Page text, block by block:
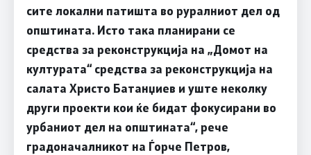
сите локални патишта во руралниот дел од
општината. Исто така планирани се
средства за реконструкција на „Домот на
културата“ средства за реконструкција на
салата Христо Батанџиев и уште неколку
други проекти кои ќе бидат фокусирани во
урбаниот дел на општината“, рече
градоначалникот на Ѓорче Петров,